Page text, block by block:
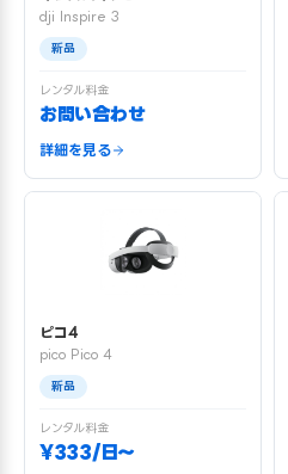
dji Inspire 3
新品
レンタル料金
お問い合わせ
詳細を見る
ピコ4
pico Pico 4
新品
レンタル料金
¥333/日〜